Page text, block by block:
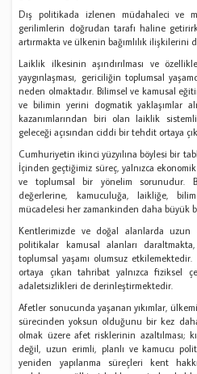
Dış politikada izlenen müdahaleci ve
gerilimlerin doğrudan tarafı haline
artırmakta ve ülkenin bağımlılık
Laiklik ilkesinin aşındırılması ve
yaygınlaşması, gericiliğin toplumsal
neden olmaktadır. Bilimsel ve kamusal
ve bilimin yerini dogmatik yaklaşımlar
kazanımlarından biri olan laiklik
geleceği açısından ciddi bir tehdit ortaya
Cumhuriyetin ikinci yüzyılına böylesi bir
İçinden geçtiğimiz süreç, yalnızca
ve toplumsal bir yönelim sorunudur.
değerlerine, kamuculuğa, laikliğe,
mücadelesi her zamankinden daha büyük
Kentlerimizde ve doğal alanlarda
politikalar kamusal alanları
toplumsal yaşamı olumsuz
ortaya çıkan tahribat yalnızca fiziksel
adaletsizlikleri de derinleştirmektedir.
Afetler sonucunda yaşanan yıkımlar,
sürecinden yoksun olduğunu bir kez
olmak üzere afet risklerinin azaltılması;
değil, uzun erimli, planlı ve kamucu
yeniden yapılanma süreçleri kent